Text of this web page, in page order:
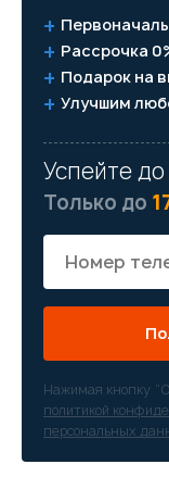
Рассрочка
Подарок на
Улучшим
Успейте
Только до
Нажимая кнопку
политикой
персональных